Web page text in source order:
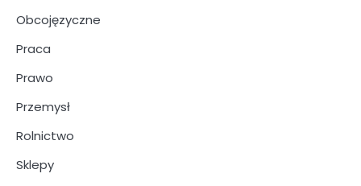
Obcojęzyczne
Praca
Prawo
Przemysł
Rolnictwo
Sklepy